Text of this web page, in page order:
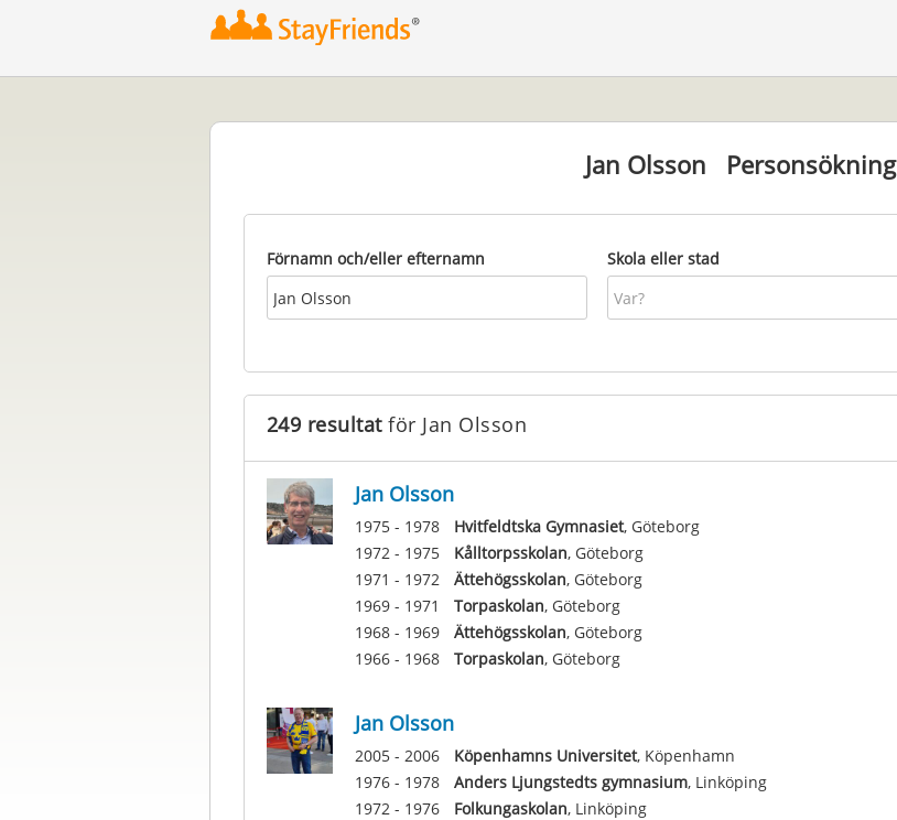
Jan Olsson Personsökning
Förnamn och/eller efternamn Skola eller stad
249 resultatför Jan Olsson
Jan Olsson
1975 - 1978 Hvitfeldtska Gymnasiet, Göteborg
1972 - 1975
Kålltorpsskolan, Göteborg
1971 - 1972
Ättehögsskolan, Göteborg
1969 - 1971
Torpaskolan, Göteborg
1968 - 1969
Ättehögsskolan, Göteborg
1966 - 1968
Torpaskolan, Göteborg
Jan Olsson
2005 - 2006 Köpenhamns Universitet, Köpenhamn
1976 - 1978
Anders Ljungstedts gymnasium, Linköping
1972 - 1976
Folkungaskolan, Linköping